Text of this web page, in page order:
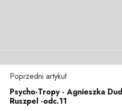
Poprzedni artykuł
Psycho-Tropy - Agnieszka
Ruszpel -odc.11